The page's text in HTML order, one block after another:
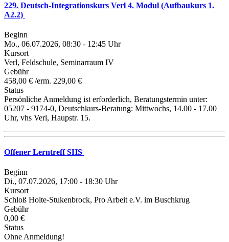
229. Deutsch-Integrationskurs Verl 4. Modul (Aufbaukurs 1.
A2.2)
Beginn
Mo., 06.07.2026, 08:30 - 12:45 Uhr
Kursort
Verl, Feldschule, Seminarraum IV
Gebühr
458,00 € /erm. 229,00 €
Status
Persönliche Anmeldung ist erforderlich, Beratungstermin unter:
05207 - 9174-0, Deutschkurs-Beratung: Mittwochs, 14.00 - 17.00
Uhr, vhs Verl, Haupstr. 15.
Offener Lerntreff SHS
Beginn
Di., 07.07.2026, 17:00 - 18:30 Uhr
Kursort
Schloß Holte-Stukenbrock, Pro Arbeit e.V. im Buschkrug
Gebühr
0,00 €
Status
Ohne Anmeldung!